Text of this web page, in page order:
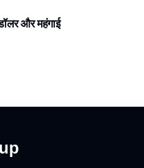
और महंगाई